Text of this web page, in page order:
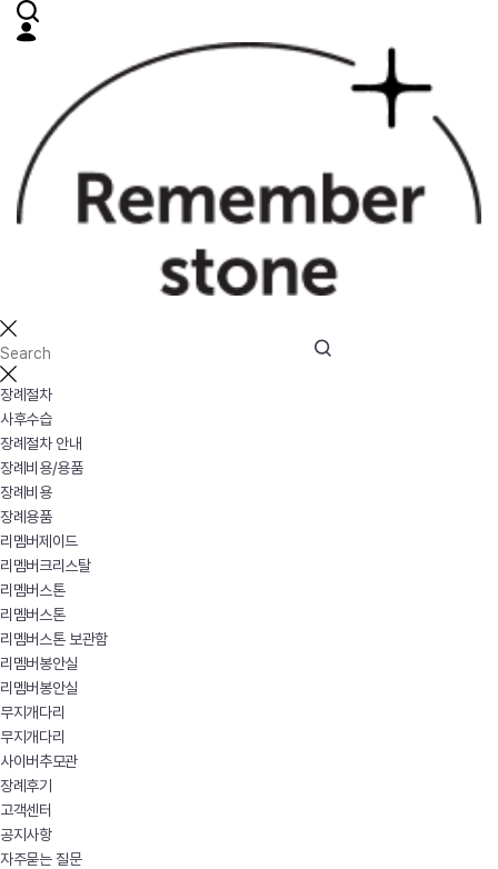
장례절차
사후수습
장례절차 안내
장례비용/용품
장례비용
장례용품
리멤버제이드
리멤버크리스탈
리멤버스톤
리멤버스톤
리멤버스톤 보관함
리멤버봉안실
리멤버봉안실
무지개다리
무지개다리
사이버추모관
장례후기
고객센터
공지사항
자주묻는 질문